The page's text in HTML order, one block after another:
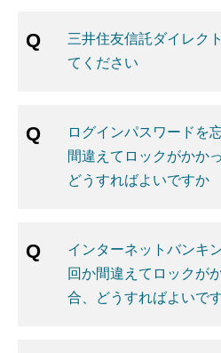
三井住友信託ダイレク
てください
ログインパスワードを
間違えてロックがかか
どうすればよいですか
インターネットバンキ
回か間違えてロックが
合、どうすればよいで